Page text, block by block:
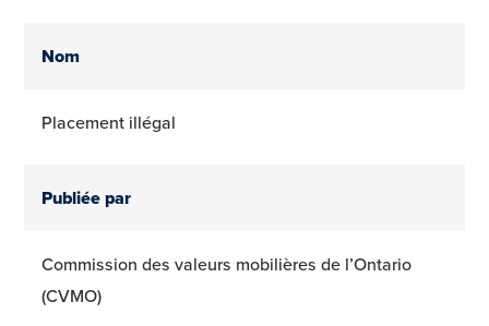
Nom
Placement illégal
Publiée par
Commission des valeurs mobilières de l’Ontario
(CVMO)